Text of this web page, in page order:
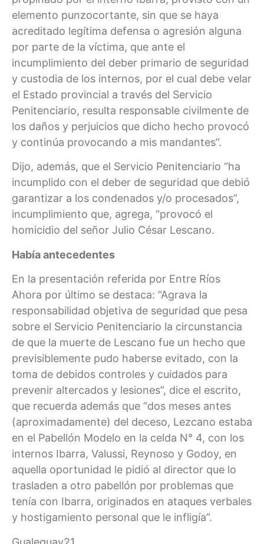
elemento punzocortante, sin que se haya
acreditado legítima defensa o agresión alguna
por parte de la víctima, que ante el
incumplimiento del deber primario de seguridad
y custodia de los internos, por el cual debe velar
el Estado provincial a través del Servicio
Penitenciario, resulta responsable civilmente de
los daños y perjuicios que dicho hecho provocó
y continúa provocando a mis mandantes”.
Dijo, además, que el Servicio Penitenciario “ha
incumplido con el deber de seguridad que debió
garantizar a los condenados y/o procesados”,
incumplimiento que, agrega, “provocó el
homicidio del señor Julio César Lescano.
Había antecedentes
En la presentación referida por Entre Ríos
Ahora por último se destaca: “Agrava la
responsabilidad objetiva de seguridad que pesa
sobre el Servicio Penitenciario la circunstancia
de que la muerte de Lescano fue un hecho que
previsiblemente pudo haberse evitado, con la
toma de debidos controles y cuidados para
prevenir altercados y lesiones”, dice el escrito,
que recuerda además que “dos meses antes
(aproximadamente) del deceso, Lezcano estaba
en el Pabellón Modelo en la celda N° 4, con los
internos Ibarra, Valussi, Reynoso y Godoy, en
aquella oportunidad le pidió al director que lo
trasladen a otro pabellón por problemas que
tenía con Ibarra, originados en ataques verbales
y hostigamiento personal que le infligía”.